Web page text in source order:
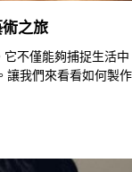
之旅
不僅能夠捕捉生活中
讓我們來看看如何製作